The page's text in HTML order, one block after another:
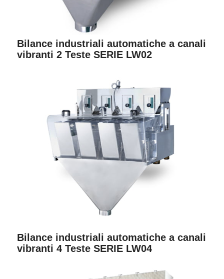
Bilance industriali automatiche a canali
vibranti 2 Teste SERIE LW02
Bilance industriali automatiche a canali
vibranti 4 Teste SERIE LW04